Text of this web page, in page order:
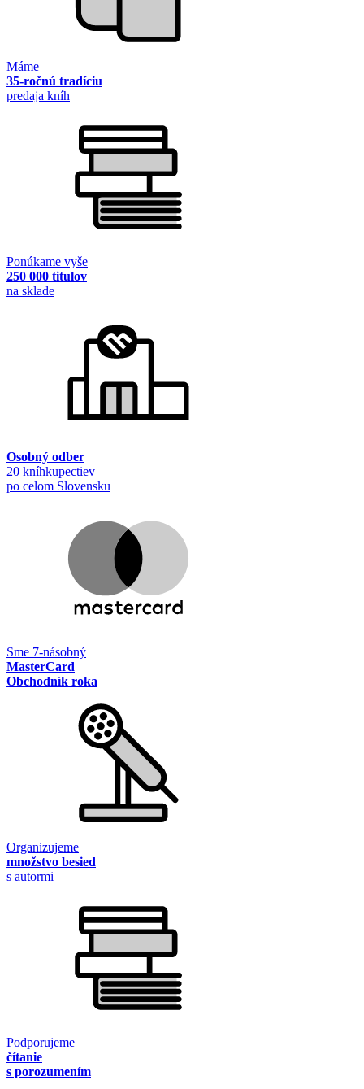
Máme
35-ročnú tradíciu
predaja kníh
Ponúkame vyše
250 000 titulov
na sklade
Osobný odber
20 kníhkupectiev
po celom Slovensku
Sme 7-násobný
MasterCard
Obchodník roka
Organizujeme
množstvo besied
s autormi
Podporujeme
čítanie
s porozumením